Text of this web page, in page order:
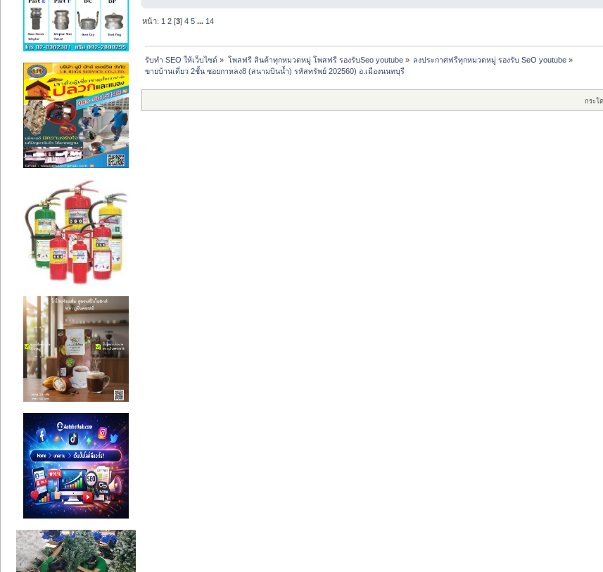
หน้า: 1 2 [3]4 5 ... 14
รับทำ SEO ให้เว็บไซต์ » โพสฟรี สินค้าทุกหมวดหมู่ โพสฟรี รองรับSeo youtube» ลงประกาศฟรีทุกหมวดหมู่ รองรับ SeO youtube»
ขายบ้านเดี่ยว 2ชั้น ซอยกาหลง8 (สนามบินน้ำ) รหัสทรัพย์ 202560) อ.เมืองนนทบุรี
กระโ